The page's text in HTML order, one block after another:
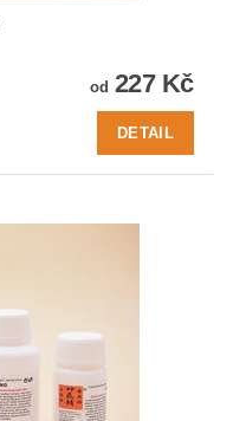
od 227 Kč
DETAIL